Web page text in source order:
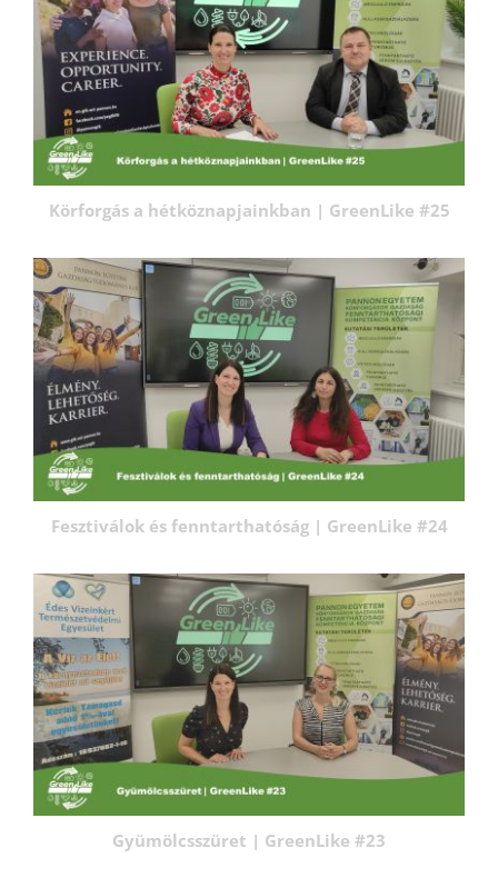
Körforgás a hétköznapjainkban | GreenLike #25
Fesztiválok és fenntarthatóság | GreenLike #24
Gyümölcsszüret | GreenLike #23